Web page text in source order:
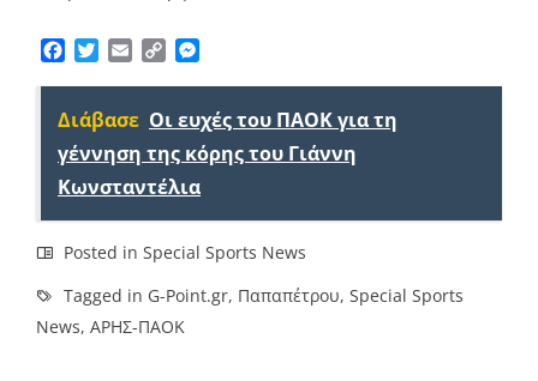
Facebook
TwitterEmailCopy
Διάβασε Οι ευχές του ΠΑΟΚ για τη
γέννηση της κόρης του Γιάννη
Κωνσταντέλια
Posted in Special Sports News
Tagged in G-Point.gr, Παπαπέτρου, Special Sports
News, AΡΗΣ-ΠΑΟΚ